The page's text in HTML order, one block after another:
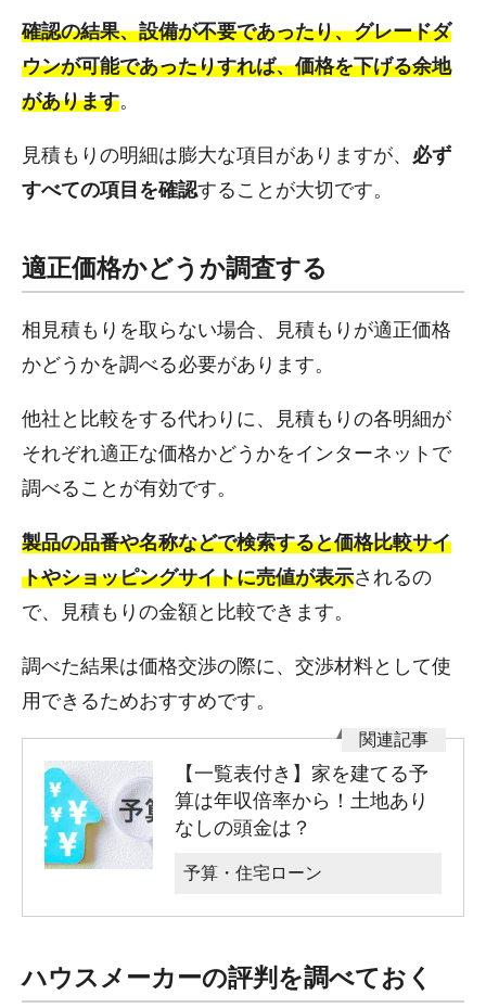
確認の結果、設備が不要であったり、グレードダ
ウンが可能であったりすれば、価格を下げる余地
があります。
見積もりの明細は膨大な項目がありますが、 必ず
すべての項目を確認することが大切です。
適正価格かどうか調査する
相見積もりを取らない場合、見積もりが適正価格
かどうかを調べる必要があります。
他社と比較をする代わりに、見積もりの各明細が
それぞれ適正な価格かどうかをインターネットで
調べることが有効です。
製品の品番や名称などで検索すると価格比較サイ
トやショッピングサイトに売値が表示されるの
で、見積もりの金額と比較できます。
調べた結果は価格交渉の際に、交渉材料として使
用できるためおすすめです。
【一覧表付き】家を建てる予
算は年収倍率から！土地あり
なしの頭金は？
予算・住宅ローン
ハウスメーカーの評判を調べておく